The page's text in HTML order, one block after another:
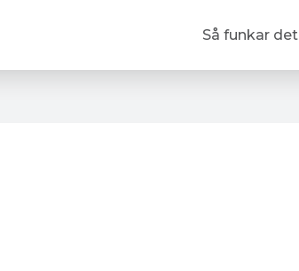
Så funkar det